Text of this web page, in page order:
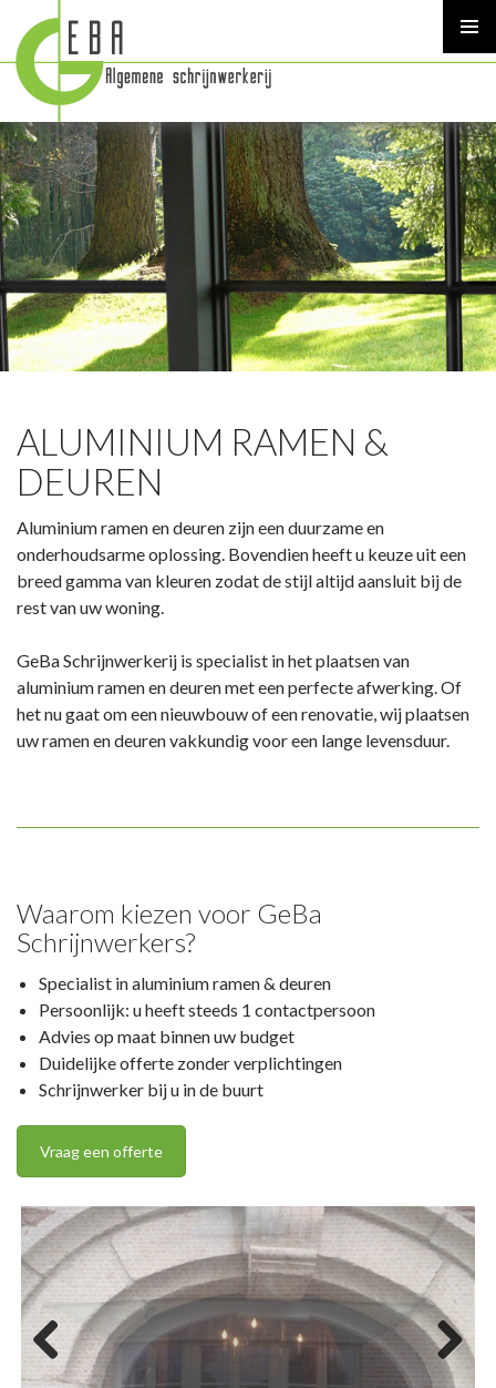
SKIP
TO
CONTENT
ALUMINIUM RAMEN &
DEUREN
Aluminium ramen en deuren zijn een duurzame en
onderhoudsarme oplossing. Bovendien heeft u keuze uit een
breed gamma van kleuren zodat de stijl altijd aansluit bij de
rest van uw woning.
GeBa Schrijnwerkerij is specialist in het plaatsen van
aluminium ramen en deuren met een perfecte afwerking. Of
het nu gaat om een nieuwbouw of een renovatie, wij plaatsen
uw ramen en deuren vakkundig voor een lange levensduur.
Waarom kiezen voor GeBa
Schrijnwerkers?
Specialist in aluminium ramen & deuren
Persoonlijk: u heeft steeds 1 contactpersoon
Advies op maat binnen uw budget
Duidelijke offerte zonder verplichtingen
Schrijnwerker bij u in de buurt
Vraag een offerte
Previ
Next